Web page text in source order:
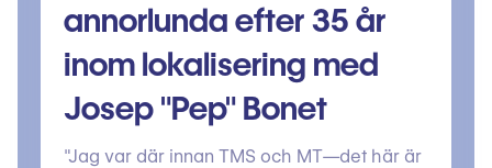
annorlunda efter 35 år
inom lokalisering med
Josep "Pep" Bonet
"Jag var där innan TMS och MT—det här är